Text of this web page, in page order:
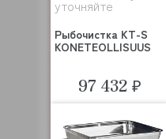
уточняйте
Рыбочистка KT-S
KONETEOLLISUUS
97 432 ₽